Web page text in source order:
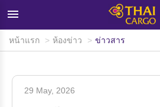
×
หน้าแรก
เครือข่ายและอุปกรณ์บรรทุกสินค้า
หน้าแรก ห้องข่าว ข่าวสาร
29 May, 2026